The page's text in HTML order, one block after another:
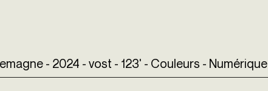
- 2024 - vost - 123' - Couleurs - Numérique